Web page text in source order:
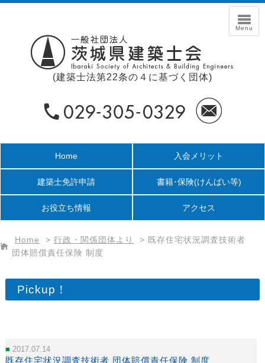
(建築士法第22条の４に基づく団体)
Home 入会メリット
建築士免許申請 書籍･保険(けんばい等)
お役立ち情報 アクセス
Home > 行政・関係団体より > 既存住宅状況調査技術者
団体賠償責任保険 制度
Pickup！
2017.07.14
既存住宅状況調査技術者 団体賠償責任保険 制度